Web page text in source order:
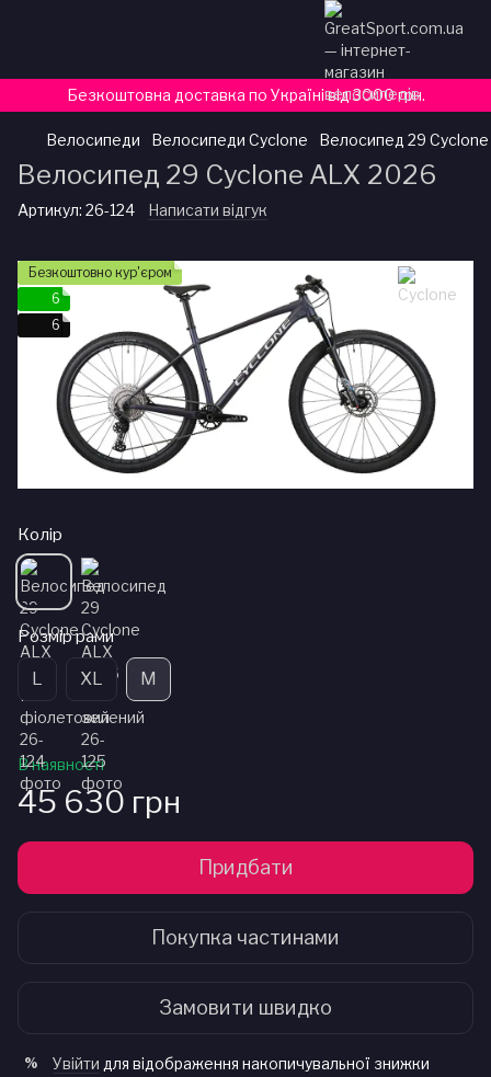
Безкоштовна доставка по Україні від 3000 грн.
Велосипеди Велосипеди Cyclone Велосипед 29
Велосипед 29 Cyclone ALX 2026
Артикул: 26-124 Написати відгук
Безкоштовно кур'єром
6
6
Колір
Розмір рами
L XL M
В наявності
45 630 грн
Придбати
Покупка частинами
Замовити швидко
% Увійти для відображення накопичувальної знижки